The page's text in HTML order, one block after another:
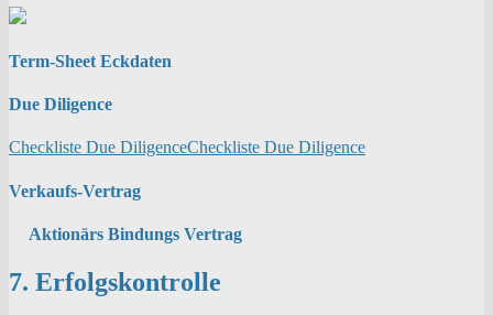
Term-Sheet Eckdaten
Due Diligence
Checkliste Due DiligenceCheckliste Due Diligence
Verkaufs-Vertrag
Aktionärs Bindungs Vertrag
7. Erfolgskontrolle